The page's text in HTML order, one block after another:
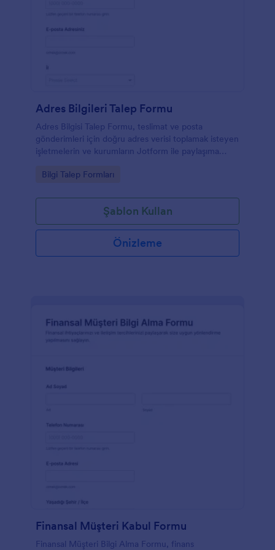
Adres Bilgileri Talep Formu
Adres Bilgisi Talep Formu, teslimat ve posta
gönderimleri için doğru adres verisi toplamak isteyen
işletmelerin ve kurumların Jotform ile paylaşıma
Go to Category:
Bilgi Talep Formları
Şablon Kullan
Önizleme
Finansal Müşteri Kabul Formu
Finansal Müşteri Bilgi Alma Formu, finans